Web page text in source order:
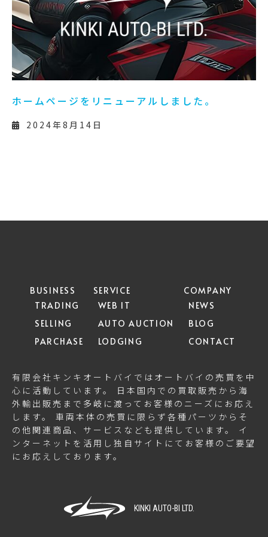
ホームページをリニューアルしました。
2024年8月14日
BUSINESS
TRADING
SELLING
PARCHASE
SERVICE
WEB IT
AUTO AUCTION
LODGING
COMPANY
NEWS
BLOG
CONTACT
有限会社キンキオートバイではオートバイの売買を中
心に活動しています。 日本国内での買取販売から海
外輸出販売まで多岐に渡ってお客様のニーズにお応え
します。 車両本体の売買に限らず各種パーツからそ
の他関連商品、サービスなども提供しています。 イ
ンターネットを活用し独自サイトにてお客様のご要望
にお応えしております。
KINKI AUTO-BI LTD.